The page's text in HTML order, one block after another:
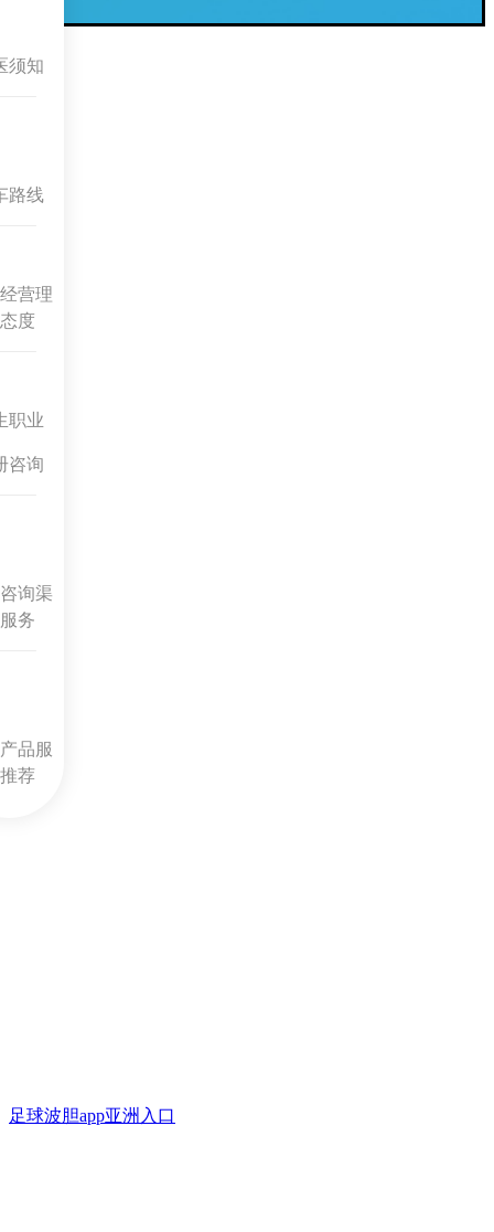
须知
路线
营理
度
职业
咨询
询渠
务
品服
荐
足球波胆app亚洲入口